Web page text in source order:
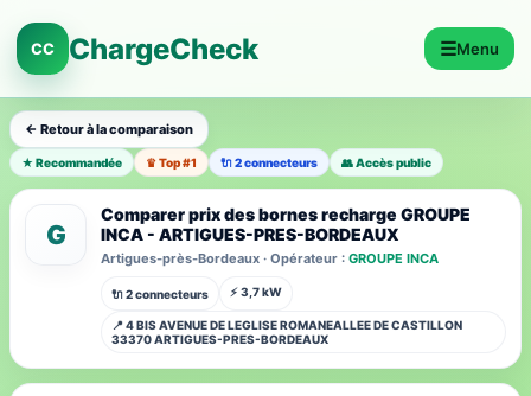
CC ChargeCheck ☰Menu
← Retour à la comparaison
★ Recommandée ♛ Top #1 🔌 2 connecteurs 👥 Accès public
G
Comparer prix des bornes recharge GROUPE
INCA - ARTIGUES-PRES-BORDEAUX
Artigues-près-Bordeaux · Opérateur : GROUPE INCA
🔌 2 connecteurs ⚡ 3,7 kW
📍 4 BIS AVENUE DE LEGLISE ROMANEALLEE DE CASTILLON
33370 ARTIGUES-PRES-BORDEAUX